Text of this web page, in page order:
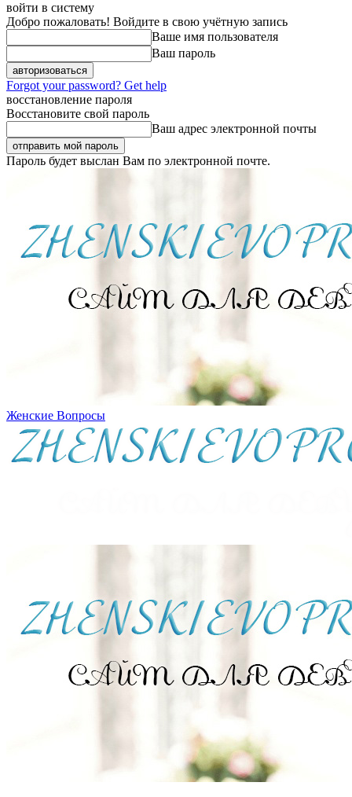
войти в систему
Добро пожаловать! Войдите в свою учётную запись
Ваше имя пользователя
Ваш пароль
Forgot your password? Get help
восстановление пароля
Восстановите свой пароль
Ваш адрес электронной почты
Пароль будет выслан Вам по электронной почте.
Женские Вопросы